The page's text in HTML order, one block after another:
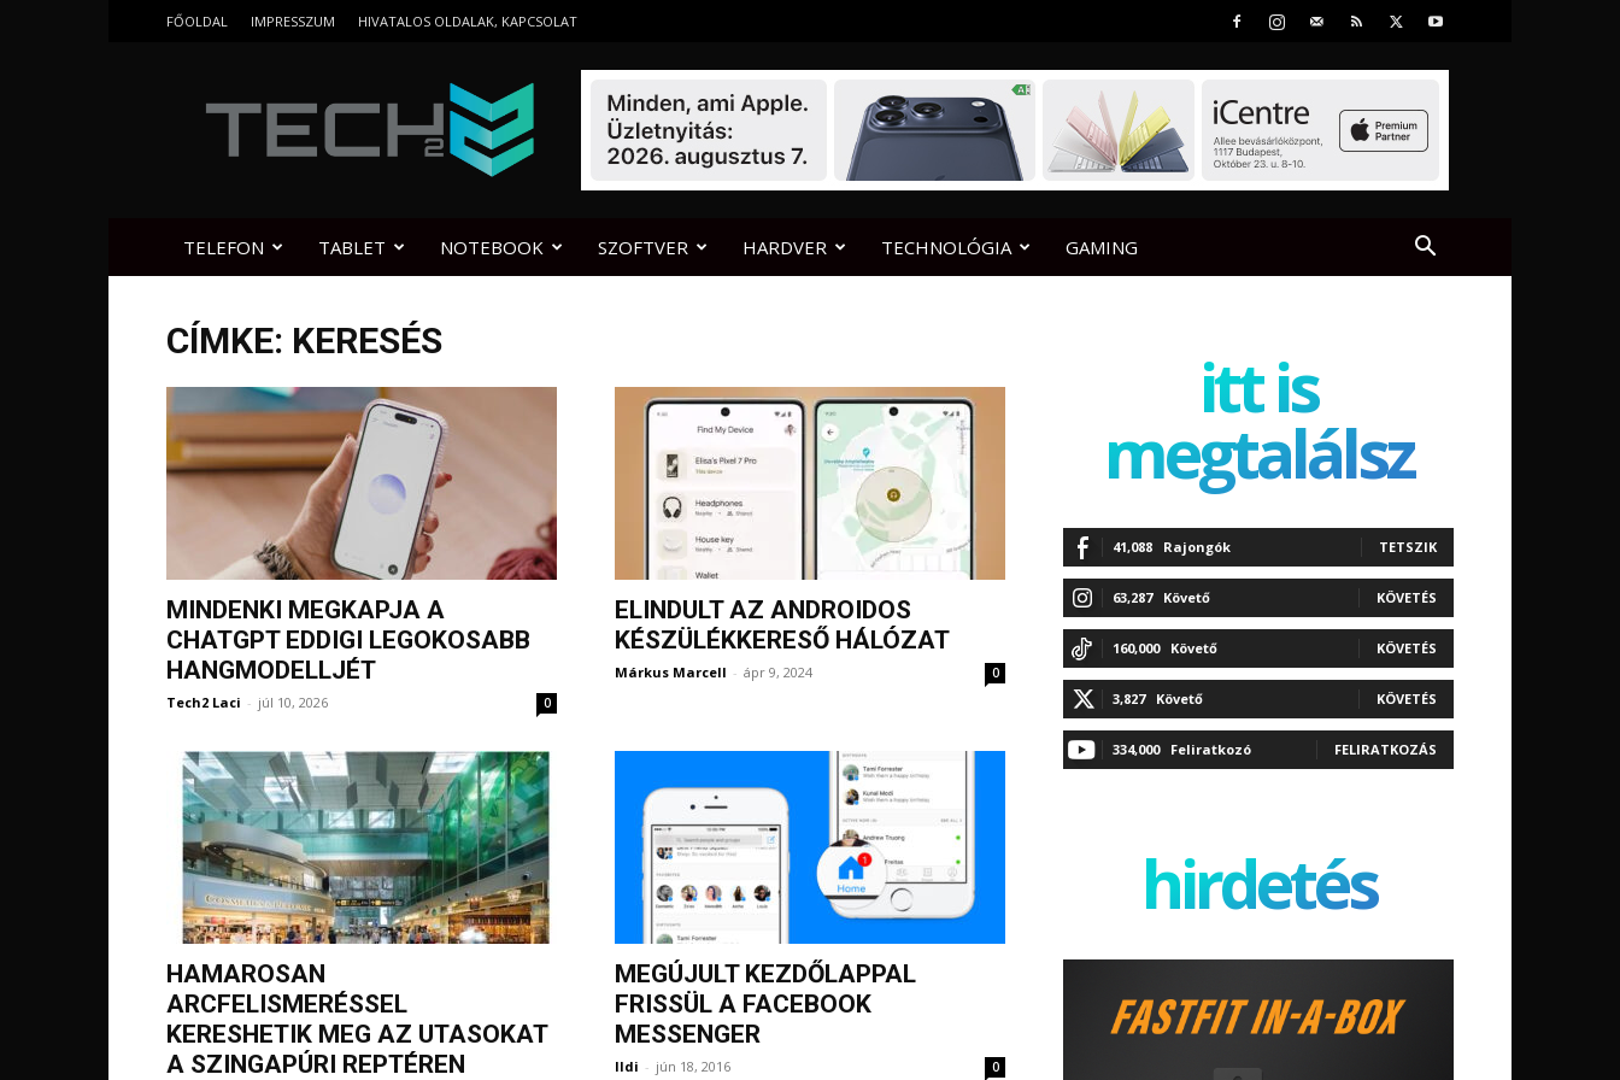
FŐOLDAL IMPRESSZUM HIVATALOS OLDALAK, KAPCSOLAT
TELEFON TABLET NOTEBOOK SZOFTVER HARDVER TECHNOLÓGIA GAMING
CÍMKE: KERESÉS
MINDENKI MEGKAPJA A
CHATGPT EDDIGI LEGOKOSABB
HANGMODELLJÉT
Tech2 Laci - júl 10, 2026 0
ELINDULT AZ ANDROIDOS
KÉSZÜLÉKKERESŐ HÁLÓZAT
Márkus Marcell - ápr 9, 2024 0
HAMAROSAN
ARCFELISMERÉSSEL
KERESHETIK MEG AZ UTASOKAT
A SZINGAPÚRI REPTÉREN
MEGÚJULT KEZDŐLAPPAL
FRISSÜL A FACEBOOK
MESSENGER
Ildi - jún 18, 2016 0
itt is
megtalálsz
41,088 Rajongók TETSZIK
63,287 Követő KÖVETÉS
160,000 Követő KÖVETÉS
3,827 Követő KÖVETÉS
334,000 Feliratkozó FELIRATKOZÁS
hirdetés